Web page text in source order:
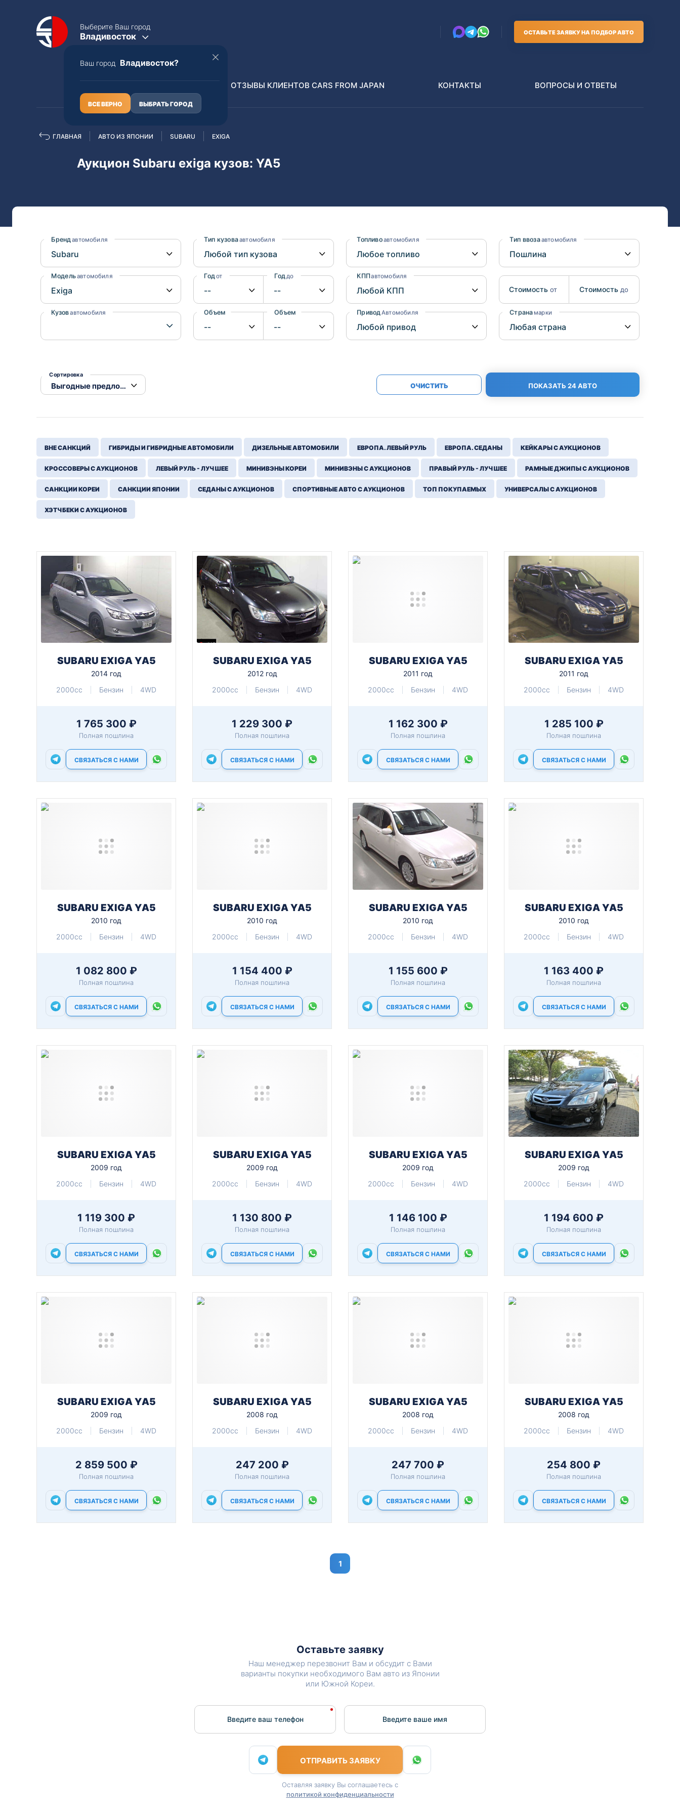
Выберите Ваш город
Владивосток
Ваш город Владивосток?
ВСЕ ВЕРНО ВЫБРАТЬ ГОРОД
ОСТАВЬТЕ ЗАЯВКУ НА ПОДБОР АВТО
Полная пошлина
Nissan
Suzuki
Subaru
Mercedes-Benz
Nissan
Mazda
Mitsubishi
Subaru
Suzuki
Lexus
BMW
Audi
Nissan
Mitsubishi
Isuzu
Hino
ОТЗЫВЫ КЛИЕНТОВ CARS FROM JAPAN КОНТАКТЫ ВОПРОСЫ И ОТВЕТЫ
ГЛАВНАЯ АВТО ИЗ ЯПОНИИ SUBARU EXIGA
Аукцион Subaru exiga кузов: YA5
Бренд автомобиля
Модельавтомобиля
Кузовавтомобиля
Тип кузоваавтомобиля
Год от Год до
Объем от Объем до
Топливоавтомобиля
КППавтомобиля
Привод Автомобиля
Тип ввозаавтомобиля
Стоимость от Стоимость до
Страна марки
Сортировка
ОЧИСТИТЬ ПОКАЗАТЬ 24 АВТО
ВНЕ САНКЦИЙ ГИБРИДЫ И ГИБРИДНЫЕ АВТОМОБИЛИ ДИЗЕЛЬНЫЕ АВТОМОБИЛИ ЕВРОПА. ЛЕВЫЙ РУЛЬ ЕВРОПА. СЕДАНЫ КЕЙКАРЫ С АУКЦИОНОВ
КРОССОВЕРЫ С АУКЦИОНОВ ЛЕВЫЙ РУЛЬ - ЛУЧШЕЕ МИНИВЭНЫ КОРЕИ МИНИВЭНЫ С АУКЦИОНОВ ПРАВЫЙ РУЛЬ - ЛУЧШЕЕ РАМНЫЕ ДЖИПЫ С АУКЦИОНОВ
САНКЦИИ КОРЕИ САНКЦИИ ЯПОНИИ СЕДАНЫ С АУКЦИОНОВ СПОРТИВНЫЕ АВТО С АУКЦИОНОВ ТОП ПОКУПАЕМЫХ УНИВЕРСАЛЫ С АУКЦИОНОВ
ХЭТЧБЕКИ С АУКЦИОНОВ
SUBARU EXIGA YA5
2014 год
2000cc
Бензин 4WD
1 765 300 ₽
Полная пошлина
СВЯЗАТЬСЯ С НАМИ
SUBARU EXIGA YA5
2012 год
2000cc
Бензин 4WD
1 229 300 ₽
Полная пошлина
СВЯЗАТЬСЯ С НАМИ
SUBARU EXIGA YA5
2011 год
2000cc
Бензин 4WD
1 162 300 ₽
Полная пошлина
СВЯЗАТЬСЯ С НАМИ
SUBARU EXIGA YA5
2011 год
2000cc
Бензин 4WD
1 285 100 ₽
Полная пошлина
СВЯЗАТЬСЯ С НАМИ
SUBARU EXIGA YA5
2010 год
2000cc
Бензин 4WD
1 082 800 ₽
Полная пошлина
СВЯЗАТЬСЯ С НАМИ
SUBARU EXIGA YA5
2010 год
2000cc
Бензин 4WD
1 154 400 ₽
Полная пошлина
СВЯЗАТЬСЯ С НАМИ
SUBARU EXIGA YA5
2010 год
2000cc
Бензин 4WD
1 155 600 ₽
Полная пошлина
СВЯЗАТЬСЯ С НАМИ
SUBARU EXIGA YA5
2010 год
2000cc
Бензин 4WD
1 163 400 ₽
Полная пошлина
СВЯЗАТЬСЯ С НАМИ
SUBARU EXIGA YA5
2009 год
2000cc
Бензин 4WD
1 119 300 ₽
Полная пошлина
СВЯЗАТЬСЯ С НАМИ
SUBARU EXIGA YA5
2009 год
2000cc
Бензин 4WD
1 130 800 ₽
Полная пошлина
СВЯЗАТЬСЯ С НАМИ
SUBARU EXIGA YA5
2009 год
2000cc
Бензин 4WD
1 146 100 ₽
Полная пошлина
СВЯЗАТЬСЯ С НАМИ
SUBARU EXIGA YA5
2009 год
2000cc
Бензин 4WD
1 194 600 ₽
Полная пошлина
СВЯЗАТЬСЯ С НАМИ
SUBARU EXIGA YA5
2009 год
2000cc
Бензин 4WD
2 859 500 ₽
Полная пошлина
СВЯЗАТЬСЯ С НАМИ
SUBARU EXIGA YA5
2008 год
2000cc
Бензин 4WD
247 200 ₽
Полная пошлина
СВЯЗАТЬСЯ С НАМИ
SUBARU EXIGA YA5
2008 год
2000cc
Бензин 4WD
247 700 ₽
Полная пошлина
СВЯЗАТЬСЯ С НАМИ
SUBARU EXIGA YA5
2008 год
2000cc
Бензин 4WD
254 800 ₽
Полная пошлина
СВЯЗАТЬСЯ С НАМИ
1
Оставьте заявку
Наш менеджер перезвонит Вам и обсудит с Вами
варианты покупки необходимого Вам авто из Японии
или Южной Кореи.
Введите ваш телефон Введите вашe имя
ОТПРАВИТЬ ЗАЯВКУ
Оставляя заявку Вы соглашаетесь с
политикой конфиденциальности